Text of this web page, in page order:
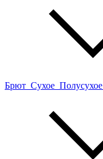
Брют Сухое Полусухое